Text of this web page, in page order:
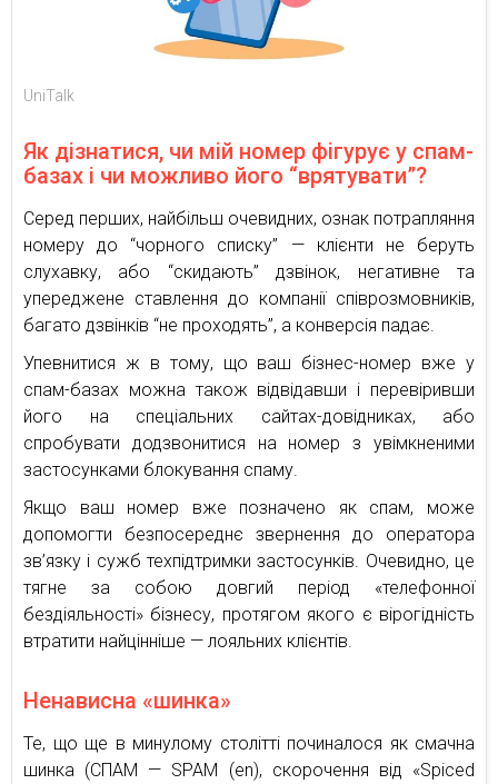
UniTalk
Як дізнатися, чи мій номер фігурує у спам-
базах і чи можливо його “врятувати”?
Серед перших, найбільш очевидних, ознак потрапляння
номеру до “чорного списку” — клієнти не беруть
слухавку, або “скидають” дзвінок, негативне та
упереджене ставлення до компанії співрозмовників,
багато дзвінків “не проходять”, а конверсія падає.
Упевнитися ж в тому, що ваш бізнес-номер вже у
спам-базах можна також відвідавши і перевіривши
його на спеціальних сайтах-довідниках, або
спробувати додзвонитися на номер з увімкненими
застосунками блокування спаму.
Якщо ваш номер вже позначено як спам, може
допомогти безпосереднє звернення до оператора
зв’язку і сужб техпідтримки застосунків. Очевидно, це
тягне за собою довгий період «телефонної
бездіяльності» бізнесу, протягом якого є вірогідність
втратити найцінніше — лояльних клієнтів.
Ненависна «шинка»
Те, що ще в минулому столітті починалося як смачна
шинка (СПАМ — SPAM (en), скорочення від «Spiced